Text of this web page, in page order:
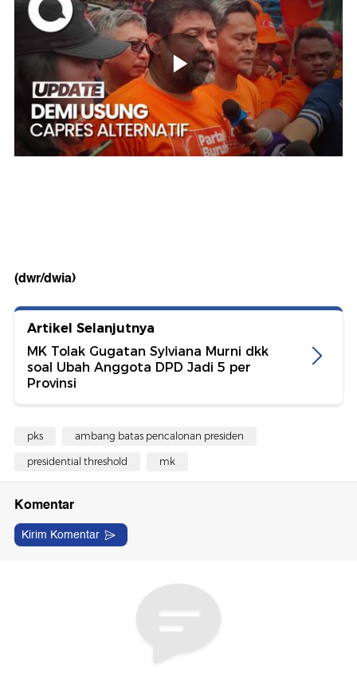
(dwr/dwia)
Artikel Selanjutnya
MK Tolak Gugatan Sylviana Murni dkk
soal Ubah Anggota DPD Jadi 5 per
Provinsi
pks ambang batas pencalonan presiden
presidential threshold mk